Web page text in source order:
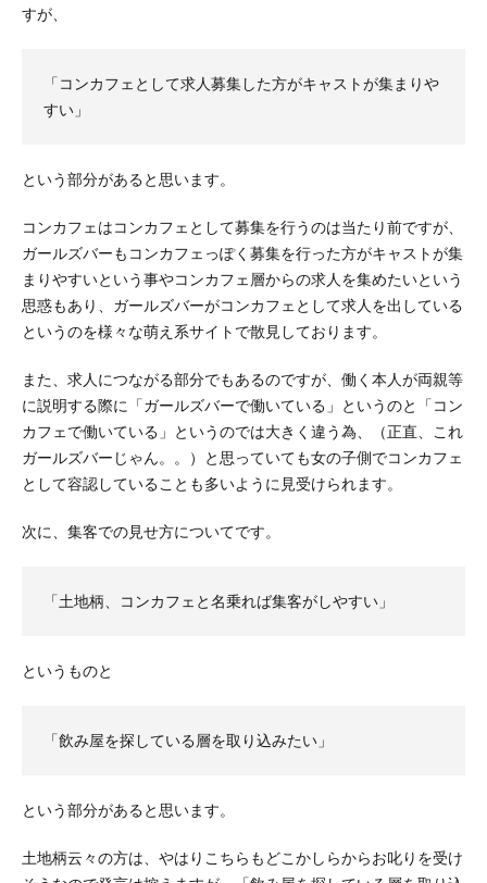
すが、
「コンカフェとして求人募集した方がキャストが集まりや
すい」
という部分があると思います。
コンカフェはコンカフェとして募集を行うのは当たり前ですが、
ガールズバーもコンカフェっぽく募集を行った方がキャストが集
まりやすいという事やコンカフェ層からの求人を集めたいという
思惑もあり、ガールズバーがコンカフェとして求人を出している
というのを様々な萌え系サイトで散見しております。
また、求人につながる部分でもあるのですが、働く本人が両親等
に説明する際に「ガールズバーで働いている」というのと「コン
カフェで働いている」というのでは大きく違う為、（正直、これ
ガールズバーじゃん。。）と思っていても女の子側でコンカフェ
として容認していることも多いように見受けられます。
次に、集客での見せ方についてです。
「土地柄、コンカフェと名乗れば集客がしやすい」
というものと
「飲み屋を探している層を取り込みたい」
という部分があると思います。
土地柄云々の方は、やはりこちらもどこかしらからお叱りを受け